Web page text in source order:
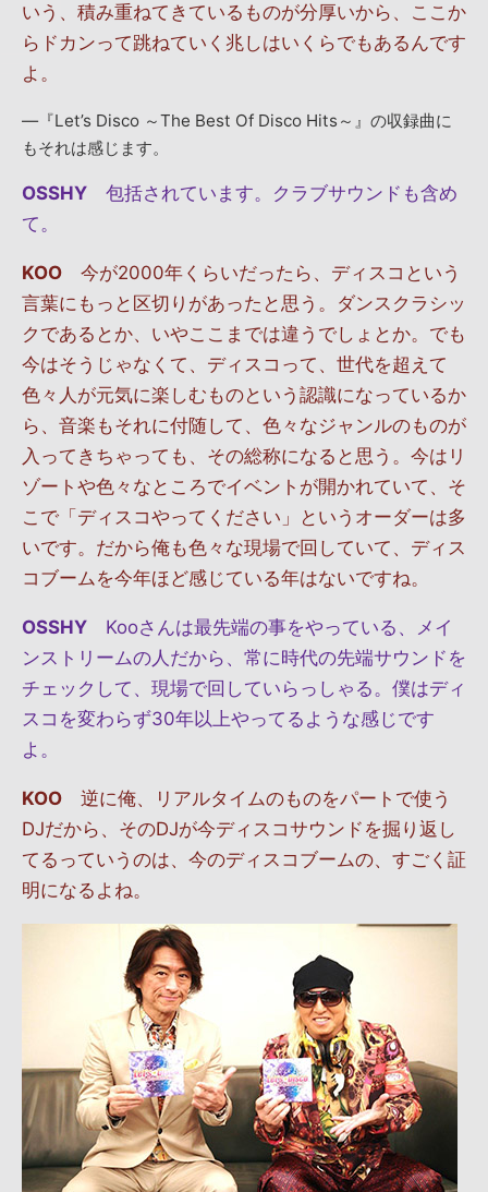
いう、積み重ねてきているものが分厚いから、ここか
らドカンって跳ねていく兆しはいくらでもあるんです
よ。
―『Let’s Disco ～The Best Of Disco Hits～』の収録曲に
もそれは感じます。
OSSHY 包括されています。クラブサウンドも含め
て。
KOO 今が2000年くらいだったら、ディスコという
言葉にもっと区切りがあったと思う。ダンスクラシッ
クであるとか、いやここまでは違うでしょとか。でも
今はそうじゃなくて、ディスコって、世代を超えて
色々人が元気に楽しむものという認識になっているか
ら、音楽もそれに付随して、色々なジャンルのものが
入ってきちゃっても、その総称になると思う。今はリ
ゾートや色々なところでイベントが開かれていて、そ
こで「ディスコやってください」というオーダーは多
いです。だから俺も色々な現場で回していて、ディス
コブームを今年ほど感じている年はないですね。
OSSHY Kooさんは最先端の事をやっている、メイ
ンストリームの人だから、常に時代の先端サウンドを
チェックして、現場で回していらっしゃる。僕はディ
スコを変わらず30年以上やってるような感じです
よ。
KOO 逆に俺、リアルタイムのものをパートで使う
DJだから、そのDJが今ディスコサウンドを掘り返し
てるっていうのは、今のディスコブームの、すごく証
明になるよね。